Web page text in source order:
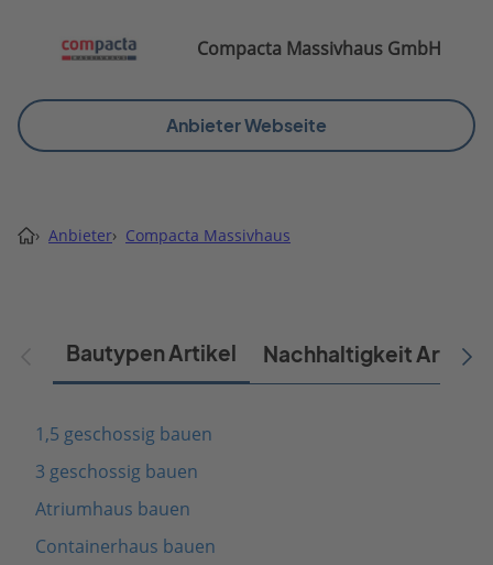
Compacta Massivhaus GmbH
Anbieter Webseite
› Anbieter› Compacta Massivhaus
Bautypen Artikel Nachhaltigkeit Artikel
1,5 geschossig bauen
3 geschossig bauen
Atriumhaus bauen
Containerhaus bauen